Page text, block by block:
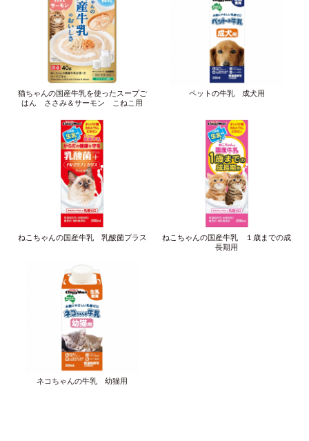
猫ちゃんの国産牛乳を使ったスープご
はん ささみ＆サーモン こねこ用
ペットの牛乳 成犬用
ねこちゃんの国産牛乳 乳酸菌プラス
ねこちゃんの国産牛乳 １歳までの成
長期用
ネコちゃんの牛乳 幼猫用